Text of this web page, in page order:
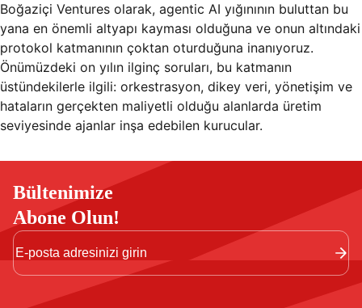
Boğaziçi Ventures olarak, agentic AI yığınının buluttan bu
yana en önemli altyapı kayması olduğuna ve onun altındaki
protokol katmanının çoktan oturduğuna inanıyoruz.
Önümüzdeki on yılın ilginç soruları, bu katmanın
üstündekilerle ilgili: orkestrasyon, dikey veri, yönetişim ve
hataların gerçekten maliyetli olduğu alanlarda üretim
seviyesinde ajanlar inşa edebilen kurucular.
Bültenimize
Abone Olun!